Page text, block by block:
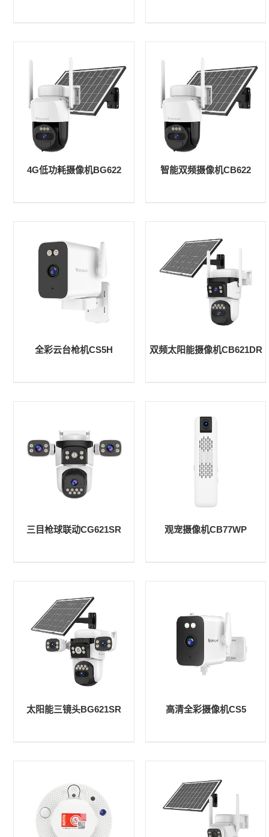
4G低功耗摄像机BG622 智能双频摄像机CB622
全彩云台枪机CS5H 双频太阳能摄像机CB621DR
三目枪球联动CG621SR 观宠摄像机CB77WP
太阳能三镜头BG621SR 高清全彩摄像机CS5